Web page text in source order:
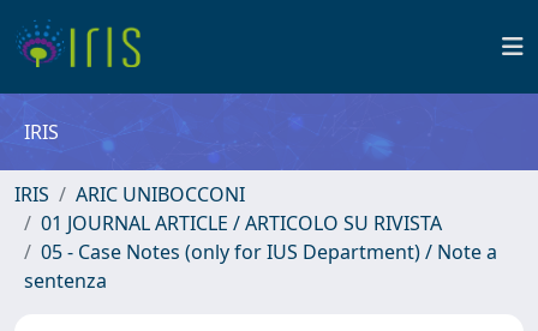
IRIS
IRIS
ARIC UNIBOCCONI
01 JOURNAL ARTICLE / ARTICOLO SU RIVISTA
05 - Case Notes (only for IUS Department) / Note a
sentenza